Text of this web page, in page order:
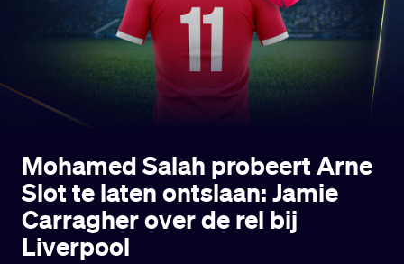
Mohamed Salah probeert Arne
Slot te laten ontslaan: Jamie
Carragher over de rel bij
Liverpool